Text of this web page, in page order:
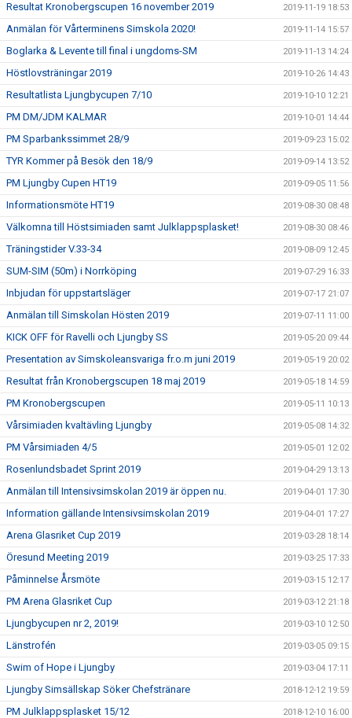
Resultat Kronobergscupen 16 november 2019 2019-11-19 18:53
Anmälan för Vårterminens Simskola 2020! 2019-11-14 15:57
Boglarka & Levente till final i ungdoms-SM 2019-11-13 14:24
Höstlovsträningar 2019 2019-10-26 14:43
Resultatlista Ljungbycupen 7/10 2019-10-10 12:21
PM DM/JDM KALMAR 2019-10-01 14:44
PM Sparbankssimmet 28/9 2019-09-23 15:02
TYR Kommer på Besök den 18/9 2019-09-14 13:52
PM Ljungby Cupen HT19 2019-09-05 11:56
Informationsmöte HT19 2019-08-30 08:48
Välkomna till Höstsimiaden samt Julklappsplasket! 2019-08-30 08:46
Träningstider V.33-34 2019-08-09 12:45
SUM-SIM (50m) i Norrköping 2019-07-29 16:33
Inbjudan för uppstartsläger 2019-07-17 21:07
Anmälan till Simskolan Hösten 2019 2019-07-11 11:00
KICK OFF för Ravelli och Ljungby SS 2019-05-20 09:44
Presentation av Simskoleansvariga fr.o.m juni 2019 2019-05-19 20:02
Resultat från Kronobergscupen 18 maj 2019 2019-05-18 14:59
PM Kronobergscupen 2019-05-11 10:13
Vårsimiaden kvaltävling Ljungby 2019-05-08 14:32
PM Vårsimiaden 4/5 2019-05-01 12:02
Rosenlundsbadet Sprint 2019 2019-04-29 13:13
Anmälan till Intensivsimskolan 2019 är öppen nu. 2019-04-01 17:30
Information gällande Intensivsimskolan 2019 2019-04-01 17:27
Arena Glasriket Cup 2019 2019-03-28 18:14
Öresund Meeting 2019 2019-03-25 17:33
Påminnelse Årsmöte 2019-03-15 12:17
PM Arena Glasriket Cup 2019-03-12 21:18
Ljungbycupen nr 2, 2019! 2019-03-10 12:50
Länstrofén 2019-03-05 09:15
Swim of Hope i Ljungby 2019-03-04 17:11
Ljungby Simsällskap Söker Chefstränare 2018-12-12 19:59
PM Julklappsplasket 15/12 2018-12-10 16:00